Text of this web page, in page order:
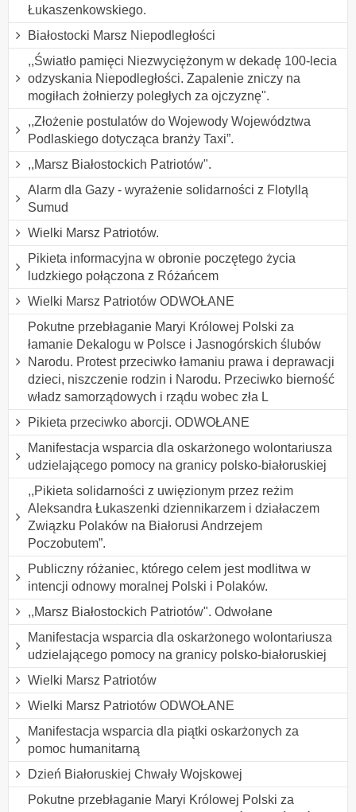
Łukaszenkowskiego.
Białostocki Marsz Niepodległości
,,Światło pamięci Niezwyciężonym w dekadę 100-lecia
odzyskania Niepodległości. Zapalenie zniczy na
mogiłach żołnierzy poległych za ojczyznę".
,,Złożenie postulatów do Wojewody Województwa
Podlaskiego dotycząca branży Taxi”.
,,Marsz Białostockich Patriotów".
Alarm dla Gazy - wyrażenie solidarności z Flotyllą
Sumud
Wielki Marsz Patriotów.
Pikieta informacyjna w obronie poczętego życia
ludzkiego połączona z Różańcem
Wielki Marsz Patriotów ODWOŁANE
Pokutne przebłaganie Maryi Królowej Polski za
łamanie Dekalogu w Polsce i Jasnogórskich ślubów
Narodu. Protest przeciwko łamaniu prawa i deprawacji
dzieci, niszczenie rodzin i Narodu. Przeciwko bierność
władz samorządowych i rządu wobec zła L
Pikieta przeciwko aborcji. ODWOŁANE
Manifestacja wsparcia dla oskarżonego wolontariusza
udzielającego pomocy na granicy polsko-białoruskiej
,,Pikieta solidarności z uwięzionym przez reżim
Aleksandra Łukaszenki dziennikarzem i działaczem
Związku Polaków na Białorusi Andrzejem
Poczobutem”.
Publiczny różaniec, którego celem jest modlitwa w
intencji odnowy moralnej Polski i Polaków.
,,Marsz Białostockich Patriotów". Odwołane
Manifestacja wsparcia dla oskarżonego wolontariusza
udzielającego pomocy na granicy polsko-białoruskiej
Wielki Marsz Patriotów
Wielki Marsz Patriotów ODWOŁANE
Manifestacja wsparcia dla piątki oskarżonych za
pomoc humanitarną
Dzień Białoruskiej Chwały Wojskowej
Pokutne przebłaganie Maryi Królowej Polski za